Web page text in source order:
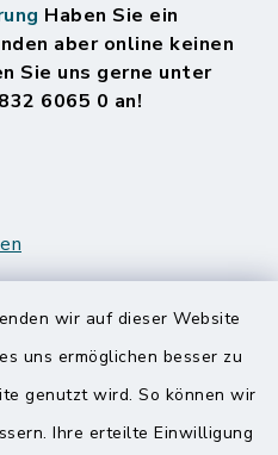
wir auf dieser Website
uns ermöglichen besser zu
genutzt wird. So können wir
Ihre erteilte Einwilligung
Haben Sie ein
aber online keinen
Sie uns gerne unter
6065 0 an!